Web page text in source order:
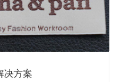
决方案
解决方案
解决方案
母粒